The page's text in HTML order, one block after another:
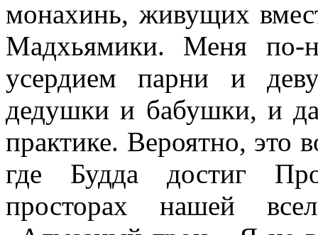
монахинь, живущих
Мадхьямики. Меня по-
усердием парни и
дедушки и бабушки, и
практике. Вероятно, это
где Будда достиг
просторах нашей